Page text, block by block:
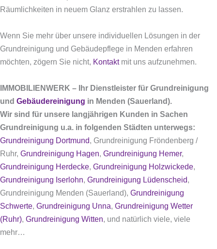
Räumlichkeiten in neuem Glanz erstrahlen zu lassen.
Wenn Sie mehr über unsere individuellen Lösungen in der
Grundreinigung und Gebäudepflege in Menden erfahren
möchten, zögern Sie nicht, Kontaktmit uns aufzunehmen.
IMMOBILIENWERK – Ihr Dienstleister für Grundreinigung
und Gebäudereinigung in Menden (Sauerland).
Wir sind für unsere langjährigen Kunden in Sachen
Grundreinigung u.a. in folgenden Städten unterwegs:
Grundreinigung Dortmund, Grundreinigung Fröndenberg /
Ruhr, Grundreinigung Hagen, Grundreinigung Hemer,
Grundreinigung Herdecke, Grundreinigung Holzwickede,
Grundreinigung Iserlohn, Grundreinigung Lüdenscheid,
Grundreinigung Menden (Sauerland), Grundreinigung
Schwerte, Grundreinigung Unna, Grundreinigung Wetter
(Ruhr), Grundreinigung Witten, und natürlich viele, viele
mehr…